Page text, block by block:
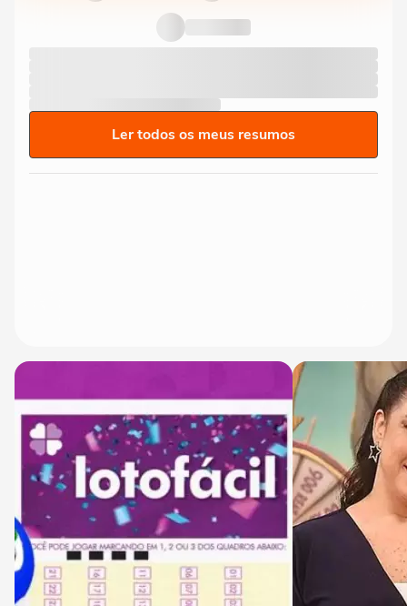
Ler todos os meus resumos